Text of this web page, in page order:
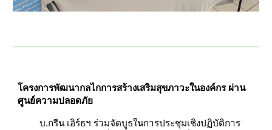
โครงการพัฒนากลไกการสร้างเสริมสุขภาวะในองค์กร ผ่าน
ศูนย์ความปลอดภัย
บ.กรีน เอิร์ธฯ ร่วมจัดบูธในการประชุมเชิงปฏิบัติการ